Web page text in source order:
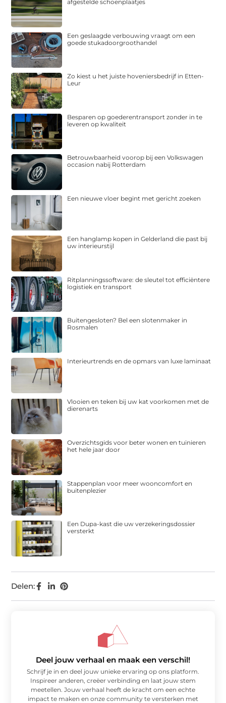
Delen:
afgestelde schoenplaatjes
Een geslaagde verbouwing vraagt om een
goede stukadoorgroothandel
Zo kiest u het juiste hoveniersbedrijf in Etten-
Leur
Besparen op goederentransport zonder in te
leveren op kwaliteit
Betrouwbaarheid voorop bij een Volkswagen
occasion nabij Rotterdam
Een nieuwe vloer begint met gericht zoeken
Een hanglamp kopen in Gelderland die past bij
uw interieurstijl
Ritplanningssoftware: de sleutel tot efficiëntere
logistiek en transport
Buitengesloten? Bel een slotenmaker in
Rosmalen
Interieurtrends en de opmars van luxe laminaat
Vlooien en teken bij uw kat voorkomen met de
dierenarts
Overzichtsgids voor beter wonen en tuinieren
het hele jaar door
Stappenplan voor meer wooncomfort en
buitenplezier
Een Dupa-kast die uw verzekeringsdossier
versterkt
Deel jouw verhaal en maak een verschil!
Schrijf je in en deel jouw unieke ervaring op ons platform.
Inspireer anderen, creëer verbinding en laat jouw stem
meetellen. Jouw verhaal heeft de kracht om een echte
impact te maken en onze community te versterken met